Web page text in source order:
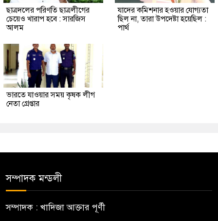
ছাত্রদলের পরিণতি ছাত্রলীগের
চেয়েও খারাপ হবে : সারজিস
আলম
যাদের কমিশনার হওয়ার যোগ্যতা
ছিল না, তারা উপদেষ্টা হয়েছিল :
পার্থ
ভারতে যাওয়ার সময় কৃষক লীগ
নেতা গ্রেপ্তার
সম্পাদক মন্ডলী
সম্পাদক : খাদিজা আক্তার পূর্ণী